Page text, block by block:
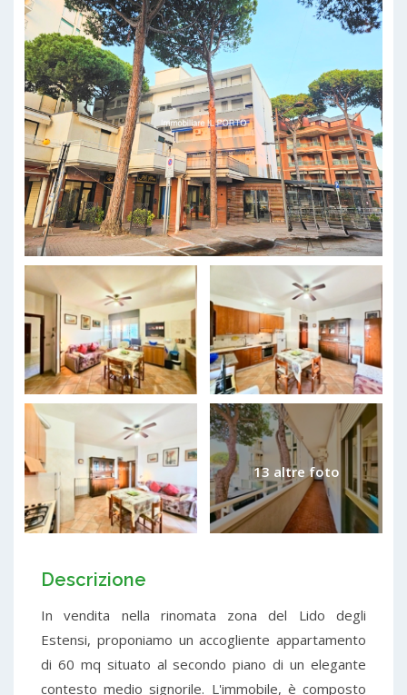
13 altre foto
Descrizione
In vendita nella rinomata zona del Lido degli
Estensi, proponiamo un accogliente appartamento
di 60 mq situato al secondo piano di un elegante
contesto medio signorile. L'immobile, è composto